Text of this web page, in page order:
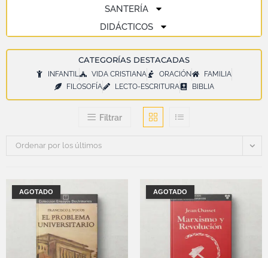
SANTERÍA
DIDÁCTICOS
CATEGORÍAS DESTACADAS
INFANTIL VIDA CRISTIANA ORACIÓN
FAMILIA
FILOSOFÍA
LECTO-ESCRITURA BIBLIA
Filtrar
Ordenar por los últimos
AGOTADO AGOTADO